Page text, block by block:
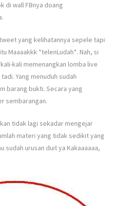
di wall FBnya doang
yang kelihatannya sepele tapi
Maaaakkk *telenLudah*. Nah, si
kali memenangkan lomba live
Yang menuduh sudah
barang bukti. Secara yang
sembarangan.
tidak lagi sekadar mengejar
materi yang tidak sedikit yang
sudah urusan duit ya Kakaaaaaa,